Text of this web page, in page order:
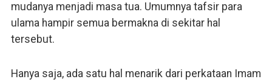
mudanya menjadi masa tua. Umumnya tafsir para
ulama hampir semua bermakna di sekitar hal
tersebut.
Hanya saja, ada satu hal menarik dari perkataan Imam